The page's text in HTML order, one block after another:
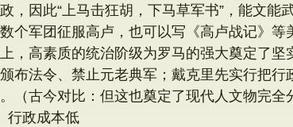
，因此“上马击狂胡，下马草军书”，能文
个军团征服高卢，也可以写《高卢战记》等
，高素质的统治阶级为罗马的强大奠定了
布法令、禁止元老典军；戴克里先实行把
（古今对比：但这也奠定了现代人文物完全
行政成本低